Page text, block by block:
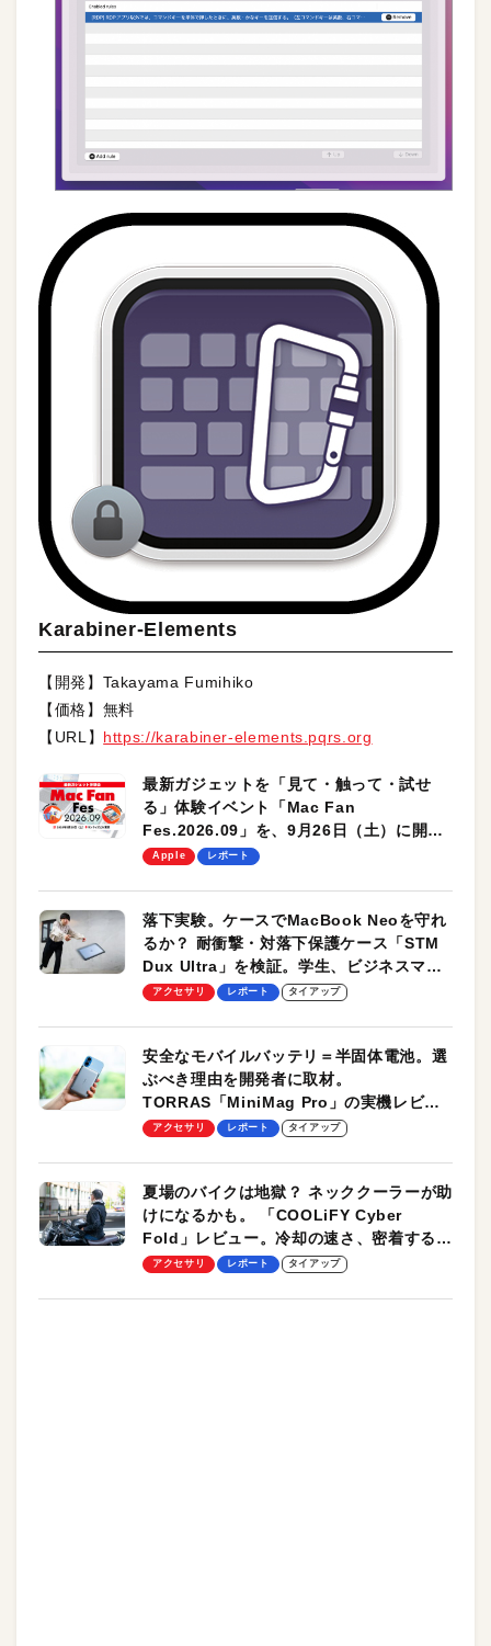
Karabiner-Elements
【開発】Takayama Fumihiko
【価格】無料
【URL】 https://karabiner-elements.pqrs.org
最新ガジェットを「見て・触って・試せ
る」体験イベント「Mac Fan
Fes.2026.09」を、9月26日（土）に開催
します！
Apple レポート
落下実験。ケースでMacBook Neoを守れ
るか？ 耐衝撃・対落下保護ケース「STM
Dux Ultra」を検証。学生、ビジネスマン
のモバイルユースに最適！
アクセサリ レポート タイアップ
安全なモバイルバッテリ＝半固体電池。選
ぶべき理由を開発者に取材。
TORRAS「MiniMag Pro」の実機レビュ
ーも
アクセサリ レポート タイアップ
夏場のバイクは地獄？ ネッククーラーが助
けになるかも。 「COOLiFY Cyber
Fold」レビュー。冷却の速さ、密着する冷
却プレート、シンプルな操作性がグッド！
アクセサリ レポート タイアップ